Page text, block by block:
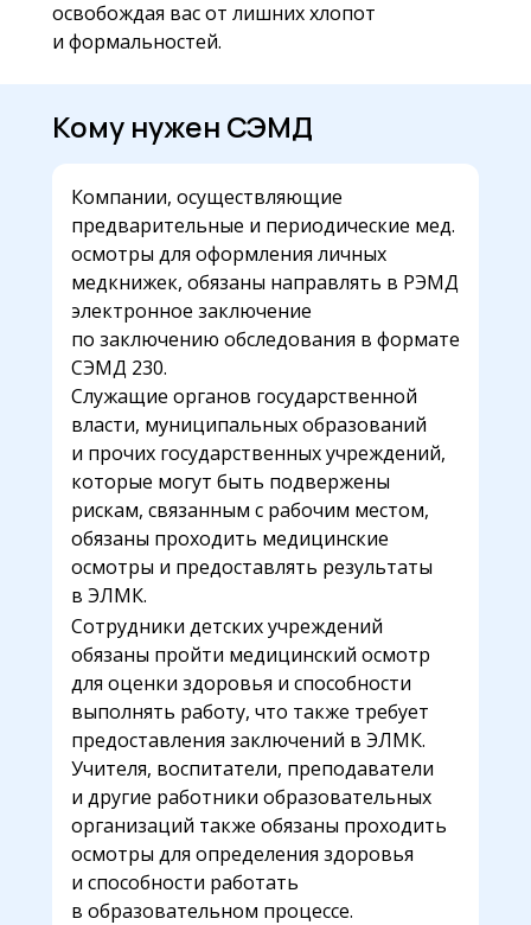
освобождая вас от лишних хлопот
и формальностей.
Кому нужен СЭМД
Сотрудники детских учреждений
обязаны пройти медицинский осмотр
для оценки здоровья и способности
выполнять работу, что также требует
предоставления заключений в ЭЛМК.
Учителя, воспитатели, преподаватели
и другие работники образовательных
организаций также обязаны проходить
осмотры для определения здоровья
и способности работать
в образовательном процессе.
Компании, осуществляющие
предварительные и периодические мед.
осмотры для оформления личных
медкнижек, обязаны направлять в РЭМД
электронное заключение
по заключению обследования в формате
СЭМД 230.
Служащие органов государственной
власти, муниципальных образований
и прочих государственных учреждений,
которые могут быть подвержены
рискам, связанным с рабочим местом,
обязаны проходить медицинские
осмотры и предоставлять результаты
в ЭЛМК.